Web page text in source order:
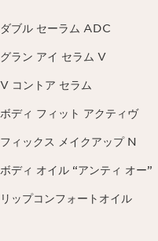
ダブル セーラム ADC
グラン アイ セラム V
V コントア セラム
ボディ フィット アクティヴ
フィックス メイクアップ N
ボディ オイル “アンティ オー”
リップコンフォートオイル